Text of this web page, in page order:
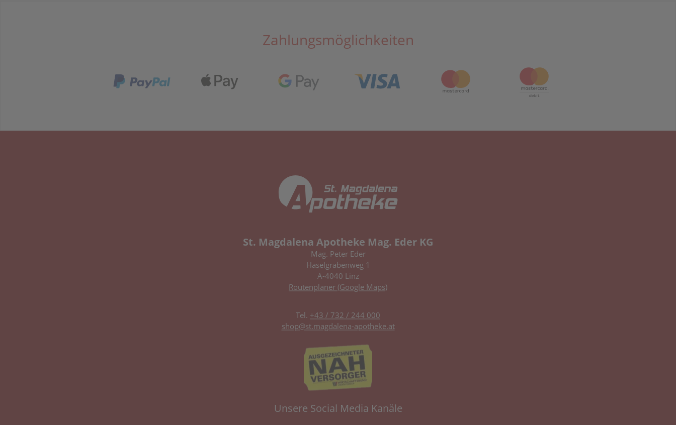
Zahlungsmöglichkeiten
St. Magdalena Apotheke Mag. Eder KG
Mag. Peter Eder
Haselgrabenweg 1
A-4040 Linz
Routenplaner (Google Maps)
Tel. +43 / 732 / 244 000
shop@st.magdalena-apotheke.at
Unsere Social Media Kanäle